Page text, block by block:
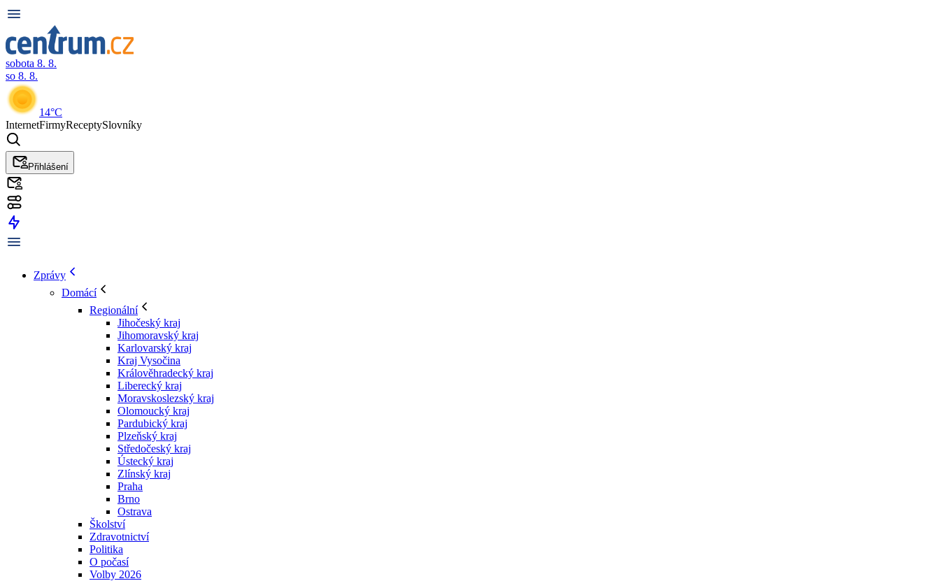
sobota 8. 8.
so 8. 8.
14°C
InternetFirmyReceptySlovníky
Přihlášení
Zprávy
Domácí
Regionální
Jihočeský kraj
Jihomoravský kraj
Karlovarský kraj
Kraj Vysočina
Králověhradecký kraj
Liberecký kraj
Moravskoslezský kraj
Olomoucký kraj
Pardubický kraj
Plzeňský kraj
Středočeský kraj
Ústecký kraj
Zlínský kraj
Praha
Brno
Ostrava
Školství
Zdravotnictví
Politika
O počasí
Volby 2026